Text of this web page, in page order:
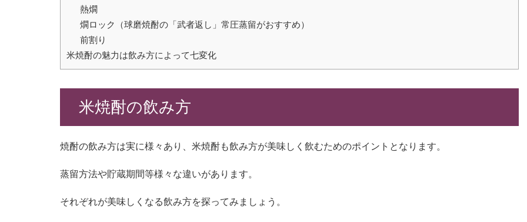
熱燗
燗ロック（球磨焼酎の「武者返し」常圧蒸留がおすすめ）
前割り
米焼酎の魅力は飲み方によって七変化
米焼酎の飲み方
焼酎の飲み方は実に様々あり、米焼酎も飲み方が美味しく飲むためのポイントとなります。
蒸留方法や貯蔵期間等様々な違いがあります。
それぞれが美味しくなる飲み方を探ってみましょう。